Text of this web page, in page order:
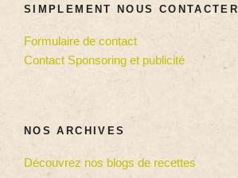
SIMPLEMENT NOUS CONTACTER
Formulaire de contact
Contact Sponsoring et publicité
NOS ARCHIVES
Découvrez nos blogs de recettes